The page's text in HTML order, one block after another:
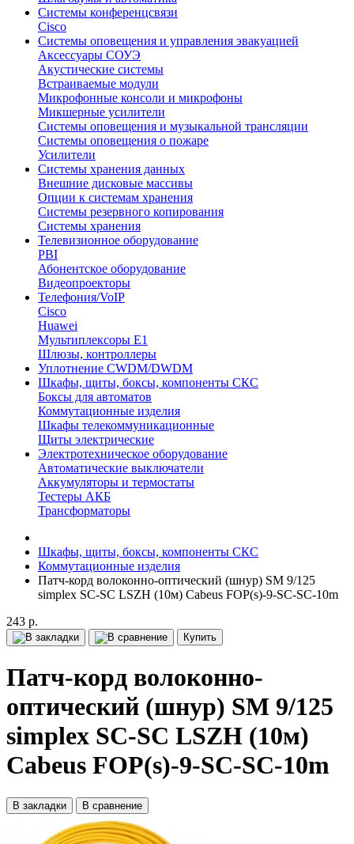
Системы конференцсвязи
Cisco
Системы оповещения и управления эвакуацией
Аксессуары СОУЭ
Акустические системы
Встраиваемые модули
Микрофонные консоли и микрофоны
Микшерные усилители
Системы оповещения и музыкальной трансляции
Системы оповещения о пожаре
Усилители
Системы хранения данных
Внешние дисковые массивы
Опции к системам хранения
Системы резервного копирования
Системы хранения
Телевизионное оборудование
PBI
Абонентское оборудование
Видеопроекторы
Телефония/VoIP
Cisco
Huawei
Мультиплексоры E1
Шлюзы, контроллеры
Уплотнение CWDM/DWDM
Шкафы, щиты, боксы, компоненты СКС
Боксы для автоматов
Коммутационные изделия
Шкафы телекоммуникационные
Щиты электрические
Электротехническое оборудование
Автоматические выключатели
Аккумуляторы и термостаты
Тестеры АКБ
Трансформаторы
Шкафы, щиты, боксы, компоненты СКС
Коммутационные изделия
Патч-корд волоконно-оптический (шнур) SM 9/125
simplex SC-SC LSZH (10м) Cabeus FOP(s)-9-SC-SC-10m
243 р.
Купить
Патч-корд волоконно-
оптический (шнур) SM 9/125
simplex SC-SC LSZH (10м)
Cabeus FOP(s)-9-SC-SC-10m
В закладки В сравнение